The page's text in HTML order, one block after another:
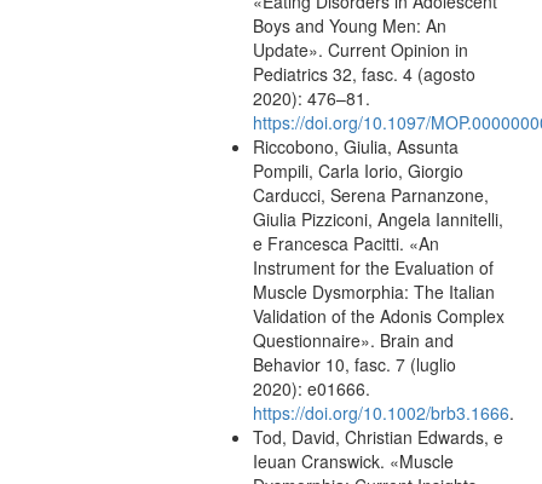
Boys and Young Men: An
Update». Current Opinion in
Pediatrics 32, fasc. 4 (agosto
2020): 476–81.
https://doi.org/10.1097/
Riccobono, Giulia, Assunta
Pompili, Carla Iorio, Giorgio
Carducci, Serena Parnanzone,
Giulia Pizziconi, Angela Iannitelli,
e Francesca Pacitti. «An
Instrument for the Evaluation of
Muscle Dysmorphia: The Italian
Validation of the Adonis Complex
Questionnaire». Brain and
Behavior 10, fasc. 7 (luglio
2020): e01666.
https://doi.org/10.1002/brb3.1666.
Tod, David, Christian Edwards, e
Ieuan Cranswick. «Muscle